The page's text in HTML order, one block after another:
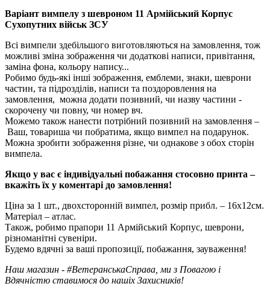
Варіант вимпелу з шевроном 11 Армійський Корпус
Сухопутних військ ЗСУ
Всі вимпели здебільшого виготовляються на замовлення, тож
можливі зміна зображення чи додаткові написи, привітання,
заміна фона, кольору напису...
Робимо будь-які інші зображення, емблеми, знаки, шеврони
частин, та підрозділів, написи та поздоровлення на
замовлення, можна додати позивний, чи назву частини -
скорочену чи повну, чи номер вч.
Можемо також нанести потрібний позивний на замовлення –
Ваш, товариша чи побратима, якщо вимпел на подарунок.
Можна зробити зображення різне, чи однакове з обох сторін
вимпела.
Якщо у вас є індивідуальні побажання стосовно принта –
вкажіть їх у коментарі до замовлення!
Ціна за 1 шт., двохсторонній вимпел, розмір прибл. – 16х12см.
Матеріал – атлас.
Також, робимо прапори 11 Армійський Корпус, шеврони,
різноманітні сувеніри.
Будемо вдячні за ваші пропозиції, побажання, зауваження!
Наш магазин - #ВетеранськаСправа, ми з Повагою і
Вдячністю ставимося до нашіх Захисників!